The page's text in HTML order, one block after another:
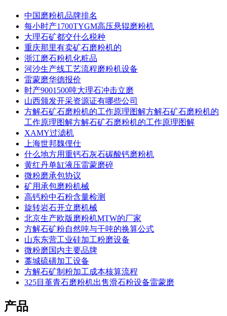
中国磨粉机品牌排名
每小时产1700TYGM高压悬辊磨粉机
大理石矿都交什么税种
重庆那里有卖矿石磨粉机的
浙江磨石粉机化粧品
河沙生产线工艺流程磨粉机设备
雷蒙磨华德报价
时产9001500吨大理石冲击立磨
山西颁发开采资源证有哪些公司
方解石矿石磨粉机的工作原理图解方解石矿石磨粉机的
工作原理图解方解石矿石磨粉机的工作原理图解
XAMY过滤机
上海世邦魏俚仕
什么地方用重钙石灰石碳酸钙磨粉机
黄红丹单缸液压雷蒙磨碎
微粉磨承包协议
矿用承包磨粉机械
高钙粉中石粉含量检测
旋转岩石开立磨机械
北京生产欧版磨粉机MTW的厂家
方解石矿粉自然吨与干吨的换算公式
山东东营工业硅加工粉磨设备
微粉磨国内主要品牌
藁城硫磺加工设备
方解石矿制粉加工成本核算流程
325目堇青石磨粉机出售滑石粉设备雷蒙磨
产品